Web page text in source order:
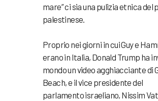
mare” ci sia una pulizia etnica del
palestinese.
Proprio nei giorni in cui Guy e
erano in Italia, Donald Trump ha
mondo un video agghiacciante di
Beach, e il vice presidente del
parlamento israeliano, Nissim